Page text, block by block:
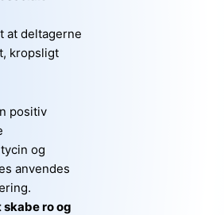
at deltagerne
kropsligt
positiv
og
anvendes
ro og